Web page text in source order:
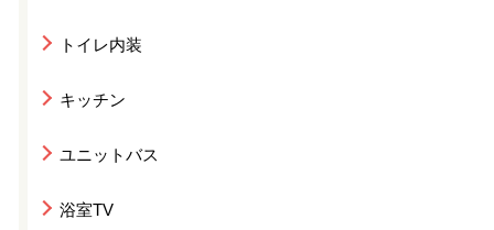
トイレ内装
キッチン
ユニットバス
浴室TV